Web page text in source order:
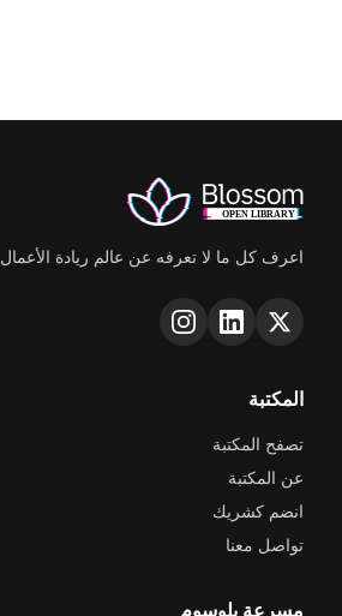
اعرف كل ما لا تعرفه عن عالم ريادة الأعمال
المكتبة
تصفح المكتبة
عن المكتبة
انضم كشريك
تواصل معنا
مسرعة بلوسوم